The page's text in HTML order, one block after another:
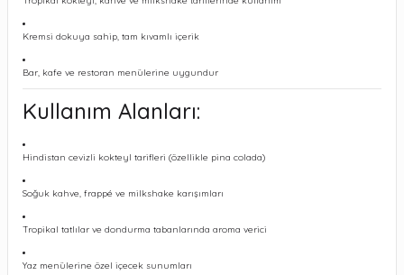
Kremsi dokuya sahip, tam kıvamlı içerik
Bar, kafe ve restoran menülerine uygundur
Kullanım Alanları:
Hindistan cevizli kokteyl tarifleri (özellikle pina colada)
Soğuk kahve, frappé ve milkshake karışımları
Tropikal tatlılar ve dondurma tabanlarında aroma verici
Yaz menülerine özel içecek sunumları